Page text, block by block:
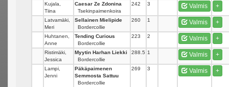
Kujala,
Tiina
Caesar Ze Zdonina
Tsekinpaimenkoira
242 3 Valmis +
Latvamäki,
Meri
Sellainen Mielipide
Bordercollie
260 1 Valmis +
Huhtanen,
Anne
Tending Curious
Bordercollie
223 2 Valmis +
Ristimäki,
Jessica
Myytin Harhan Liekki
Bordercollie
288.5 1 Valmis +
Lampi,
Jenni
Päkäpaimenen
Semmosta Sattuu
Bordercollie
269 3 Valmis +